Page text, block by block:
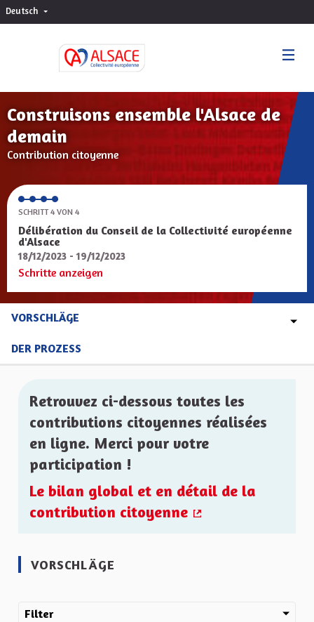
Deutsch Choisir la langue
Construisons ensemble l'Alsace de
demain
Contribution citoyenne
SCHRITT 4 VON 4
Délibération du Conseil de la Collectivité européenne
d'Alsace
18/12/2023 - 19/12/2023
Schritte anzeigen
VORSCHLÄGE
DER PROZESS
Retrouvez ci-dessous toutes les
contributions citoyennes réalisées
en ligne. Merci pour votre
participation !
Le bilan global et en détail de la
contribution citoyenne
VORSCHLÄGE
Filter